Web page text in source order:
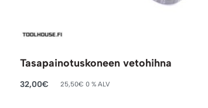
Tasapainotuskoneen vetohihna
32,00€ 25,50€ 0 % ALV